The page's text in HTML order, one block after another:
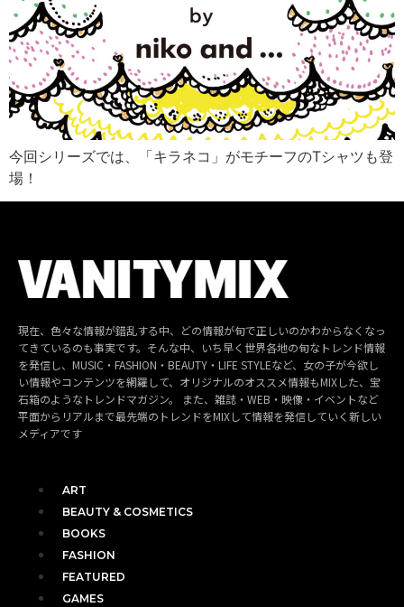
今回シリーズでは、「キラネコ」がモチーフのTシャツも登
場！
現在、色々な情報が錯乱する中、どの情報が旬で正しいのかわからなくなっ
てきているのも事実です。そんな中、いち早く世界各地の旬なトレンド情報
を発信し、MUSIC・FASHION・BEAUTY・LIFE STYLEなど、女の子が今欲し
い情報やコンテンツを網羅して、オリジナルのオススメ情報もMIXした、宝
石箱のようなトレンドマガジン。 また、雑誌・WEB・映像・イベントなど
平面からリアルまで最先端のトレンドをMIXして情報を発信していく新しい
メディアです
ART
BEAUTY & COSMETICS
BOOKS
FASHION
FEATURED
GAMES